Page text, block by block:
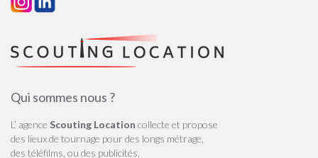
Qui sommes nous ?
L’ agence Scouting Location collecte et propose
des lieux de tournage pour des longs métrage,
des téléfilms, ou des publicités.